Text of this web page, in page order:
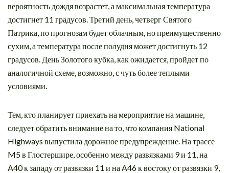
вероятность дождя возрастет, а максимальная температура
достигнет 11 градусов. Третий день, четверг Святого
Патрика, по прогнозам будет облачным, но преимущественно
сухим, а температура после полудня может достигнуть 12
градусов. День Золотого кубка, как ожидается, пройдет по
аналогичной схеме, возможно, с чуть более теплыми
условиями.
Тем, кто планирует приехать на мероприятие на машине,
следует обратить внимание на то, что компания National
Highways выпустила дорожное предупреждение. На трассе
M5 в Глостершире, особенно между развязками 9 и 11, на
A40 к западу от развязки 11 и на A46 к востоку от развязки 9,